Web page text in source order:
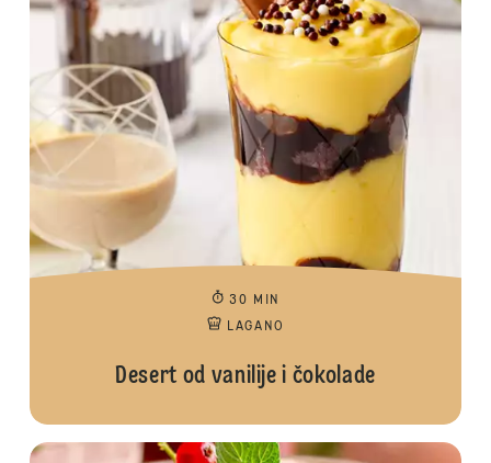
30 MIN
LAGANO
Desert od vanilije i čokolade